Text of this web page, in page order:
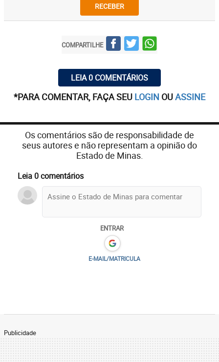
RECEBER
COMPARTILHE
LEIA 0 COMENTÁRIOS
*PARA COMENTAR, FAÇA SEU LOGIN OUASSINE
Os comentários são de responsabilidade de
seus autores e não representam a opinião do
Estado de Minas.
Leia 0 comentários
ENTRAR
E-MAIL/MATRICULA
Publicidade